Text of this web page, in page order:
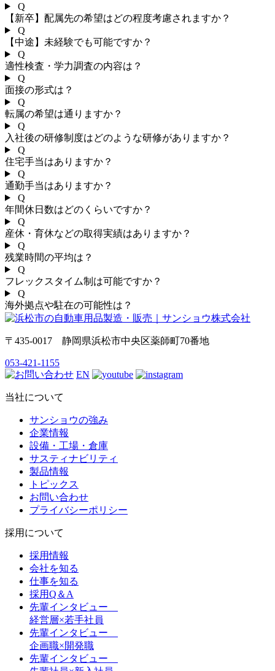
Q
【新卒】配属先の希望はどの程度考慮されますか？
Q
【中途】未経験でも可能ですか？
Q
適性検査・学力調査の内容は？
Q
面接の形式は？
Q
転属の希望は通りますか？
Q
入社後の研修制度はどのような研修がありますか？
Q
住宅手当はありますか？
Q
通勤手当はありますか？
Q
年間休日数はどのくらいですか？
Q
産休・育休などの取得実績はありますか？
Q
残業時間の平均は？
Q
フレックスタイム制は可能ですか？
Q
海外拠点や駐在の可能性は？
〒435-0017 静岡県浜松市中央区薬師町70番地
053-421-1155
EN
当社について
サンショウの強み
企業情報
設備・工場・倉庫
サスティナビリティ
製品情報
トピックス
お問い合わせ
プライバシーポリシー
採用について
採用情報
会社を知る
仕事を知る
採用Q＆A
先輩インタビュー
経営層×若手社員
先輩インタビュー
企画職×開発職
先輩インタビュー